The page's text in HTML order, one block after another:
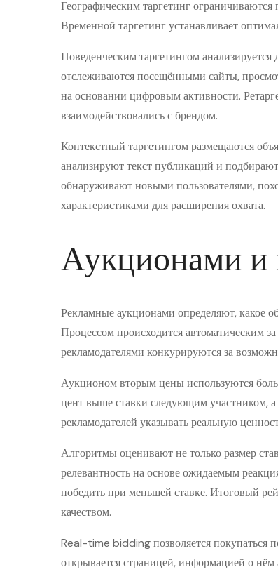
Географическим таргетинг
Временной таргетинг устанавливает
Поведенческим таргетингом
отслеживаются посещёнными сайты,
на основании цифровым активности.
взаимодействовались с брендом.
Контекстный таргетингом размещаются
анализируют текст публикаций и
обнаруживают новыми пользователями,
характеристиками для расширения охвата.
Аукционами и
Рекламные аукционами определяют, какое
Процессом происходится автоматическим
рекламодателями конкурируются за
Аукционом вторым цены используются
цент выше ставки следующим участником,
рекламодателей указывать реальную
Алгоритмы оценивают не только размер
релевантность на основе ожидаемым
победить при меньшей ставке. Итоговый
качеством.
Real-time bidding позволяется покупаться
открывается страницей, информацией о нём